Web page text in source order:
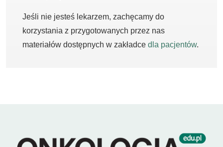
Jeśli nie jesteś lekarzem, zachęcamy do
korzystania z przygotowanych przez nas
materiałów dostępnych w zakładce dla pacjentów.